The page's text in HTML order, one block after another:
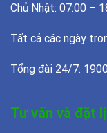
Chủ Nhật: 07:00 –
Tất cả các ngày
Tổng đài 24/7:
Tư vấn và đặt